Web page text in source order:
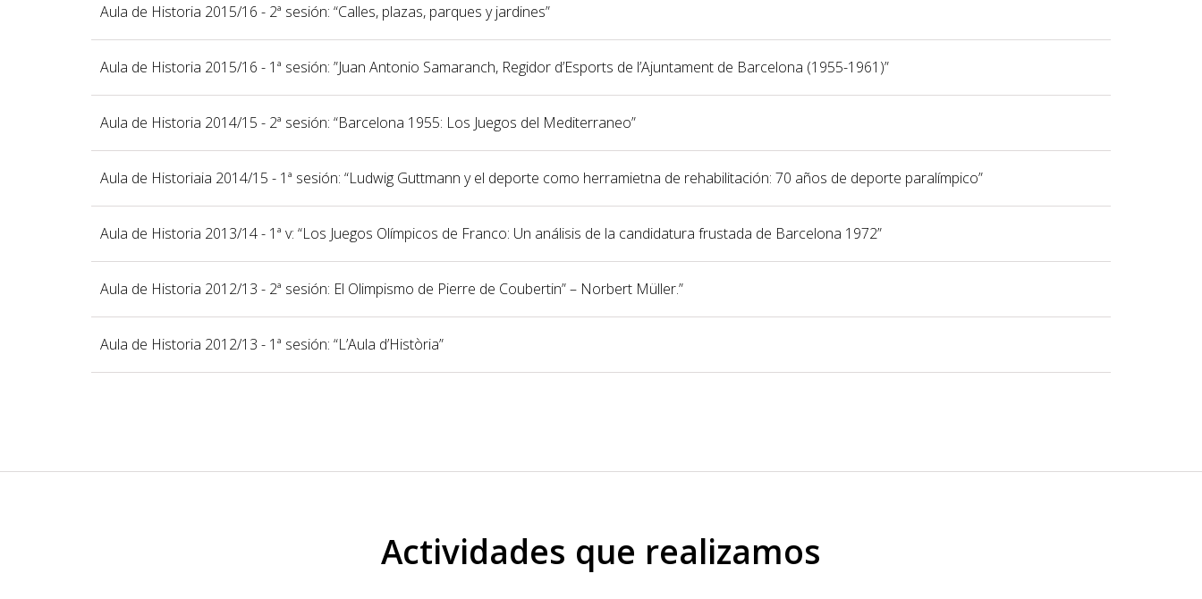
Aula de Historia 2015/16 - 2ª sesión: “Calles, plazas, parques y jardines”
Aula de Historia 2015/16 - 1ª sesión: ”Juan Antonio Samaranch, Regidor d’Esports de l’Ajuntament de Barcelona (1955-1961)”
Aula de Historia 2014/15 - 2ª sesión: “Barcelona 1955: Los Juegos del Mediterraneo”
Aula de Historiaia 2014/15 - 1ª sesión: “Ludwig Guttmann y el deporte como herramietna de rehabilitación: 70 años de deporte paralímpico”
Aula de Historia 2013/14 - 1ª v: “Los Juegos Olímpicos de Franco: Un análisis de la candidatura frustada de Barcelona 1972”
Aula de Historia 2012/13 - 2ª sesión: El Olimpismo de Pierre de Coubertin” – Norbert Müller.”
Aula de Historia 2012/13 - 1ª sesión: “L’Aula d’Història”
Actividades que realizamos